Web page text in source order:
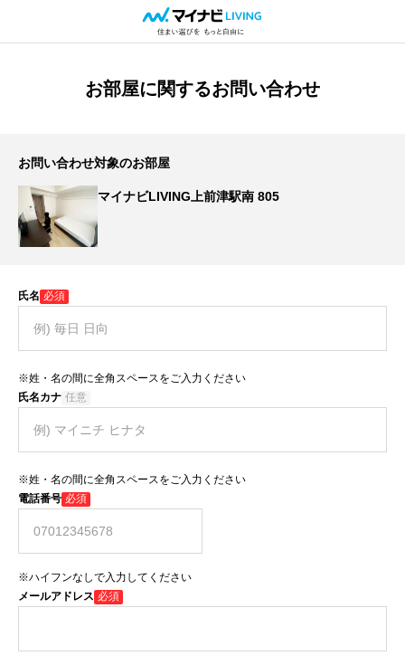
お部屋に関するお問い合わせ
お問い合わせ対象のお部屋
マイナビLIVING上前津駅南 805
氏名 必須
※姓・名の間に全角スペースをご入力ください
氏名カナ 任意
※姓・名の間に全角スペースをご入力ください
電話番号 必須
※ハイフンなしで入力してください
メールアドレス 必須